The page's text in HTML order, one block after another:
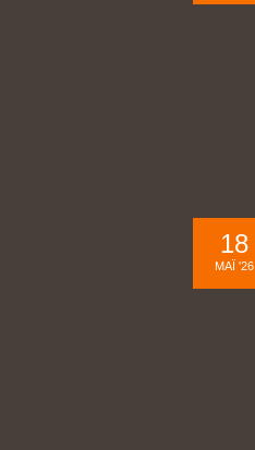
18
ΜΆΙ '26